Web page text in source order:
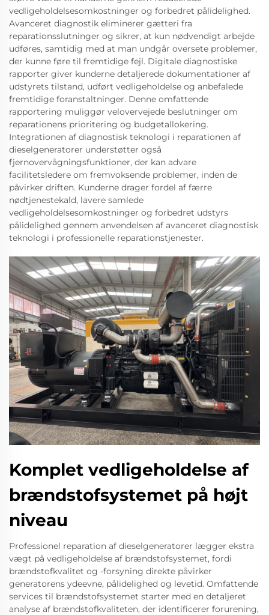
vedligeholdelsesomkostninger og forbedret pålidelighed.
Avanceret diagnostik eliminerer gætteri fra
reparationsslutninger og sikrer, at kun nødvendigt arbejde
udføres, samtidig med at man undgår oversete problemer,
der kunne føre til fremtidige fejl. Digitale diagnostiske
rapporter giver kunderne detaljerede dokumentationer af
udstyrets tilstand, udført vedligeholdelse og anbefalede
fremtidige foranstaltninger. Denne omfattende
rapportering muliggør velovervejede beslutninger om
reparationens prioritering og budgetallokering.
Integrationen af diagnostisk teknologi i reparationen af
dieselgeneratorer understøtter også
fjernovervågningsfunktioner, der kan advare
facilitetsledere om fremvoksende problemer, inden de
påvirker driften. Kunderne drager fordel af færre
nødtjenestekald, lavere samlede
vedligeholdelsesomkostninger og forbedret udstyrs
pålidelighed gennem anvendelsen af avanceret diagnostisk
teknologi i professionelle reparationstjenester.
Komplet vedligeholdelse af
brændstofsystemet på højt
niveau
Professionel reparation af dieselgeneratorer lægger ekstra
vægt på vedligeholdelse af brændstofsystemet, fordi
brændstofkvalitet og -forsyning direkte påvirker
generatorens ydeevne, pålidelighed og levetid. Omfattende
services til brændstofsystemet starter med en detaljeret
analyse af brændstofkvaliteten, der identificerer forurening,